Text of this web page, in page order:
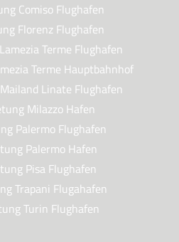
Comiso Flughafen
Florenz Flughafen
Terme Flughafen
Terme Hauptbahnhof
Linate Flughafen
Milazzo Hafen
Palermo Flughafen
Palermo Hafen
Pisa Flughafen
Trapani Flugahafen
Turin Flughafen